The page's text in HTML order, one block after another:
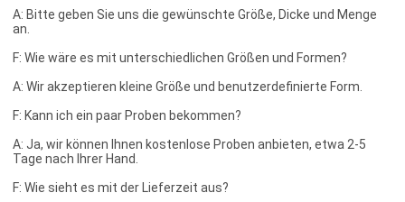
A: Bitte geben Sie uns die gewünschte Größe, Dicke und Menge
an.
F: Wie wäre es mit unterschiedlichen Größen und Formen?
A: Wir akzeptieren kleine Größe und benutzerdefinierte Form.
F: Kann ich ein paar Proben bekommen?
A: Ja, wir können Ihnen kostenlose Proben anbieten, etwa 2-5
Tage nach Ihrer Hand.
F: Wie sieht es mit der Lieferzeit aus?